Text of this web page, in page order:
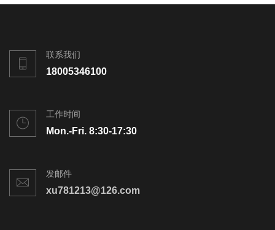
联系我们
18005346100
工作时间
Mon.-Fri. 8:30-17:30
发邮件
xu781213@126.com